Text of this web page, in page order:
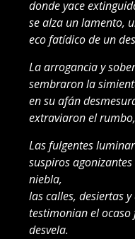
donde yace
se alza un lamento,
eco fatídico de un
La arrogancia y
sembraron la
en su afán
extraviaron el
Las fulgentes
suspiros
niebla,
las calles, desiertas
testimonian el
desvela.